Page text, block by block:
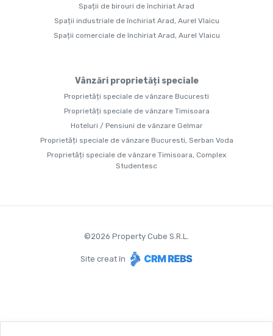
Spații de birouri de închiriat Arad
Spații industriale de închiriat Arad, Aurel Vlaicu
Spații comerciale de închiriat Arad, Aurel Vlaicu
Vânzări proprietăți speciale
Proprietăți speciale de vânzare Bucuresti
Proprietăți speciale de vânzare Timisoara
Hoteluri / Pensiuni de vânzare Gelmar
Proprietăți speciale de vânzare Bucuresti, Serban Voda
Proprietăți speciale de vânzare Timisoara, Complex
Studentesc
©2026 Property Cube S.R.L.
Site creat în